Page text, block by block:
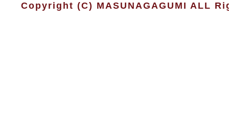
Copyright (C) MASUNAGAGUMI ALL